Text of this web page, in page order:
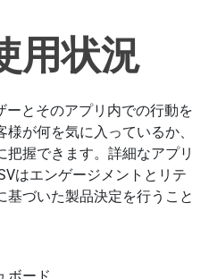
用状況
ーとそのアプリ内での行動を
が何を気に入っているか、
把握できます。詳細なアプリ
はエンゲージメントとリテ
基づいた製品決定を行うこと